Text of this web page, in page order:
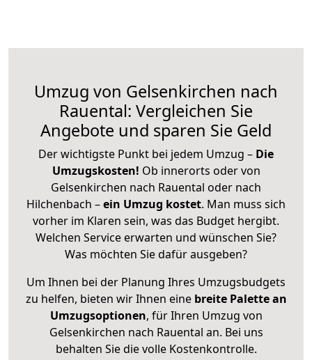
Umzug von Gelsenkirchen nach
Rauental: Vergleichen Sie
Angebote und sparen Sie Geld
Der wichtigste Punkt bei jedem Umzug – Die
Umzugskosten! Ob innerorts oder von
Gelsenkirchen nach Rauental oder nach
Hilchenbach –ein Umzug kostet. Man muss sich
vorher im Klaren sein, was das Budget hergibt.
Welchen Service erwarten und wünschen Sie?
Was möchten Sie dafür ausgeben?
Um Ihnen bei der Planung Ihres Umzugsbudgets
zu helfen, bieten wir Ihnen eine breite Palette an
Umzugsoptionen, für Ihren Umzug von
Gelsenkirchen nach Rauental an. Bei uns
behalten Sie die volle Kostenkontrolle.